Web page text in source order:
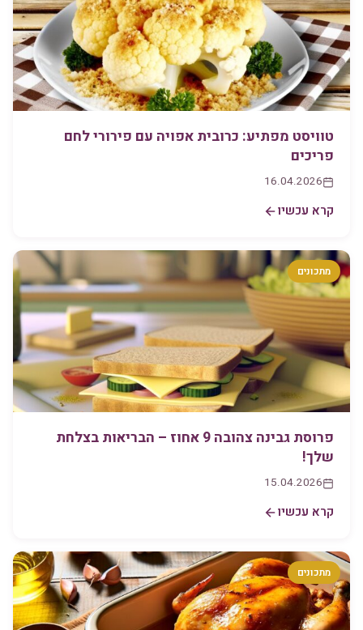
טוויסט מפתיע: כרובית אפויה עם פירורי לחם
פריכים
16.04.2026
קרא עכשיו
מתכונים
פרוסת גבינה צהובה 9 אחוז – הבריאות בצלחת
שלך!
15.04.2026
קרא עכשיו
מתכונים